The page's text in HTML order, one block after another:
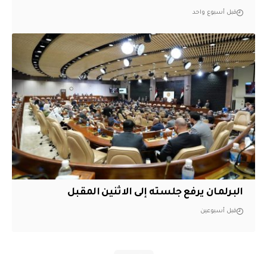
قبل أسبوع واحد
البرلمان يرفع جلسته إلى الاثنين المقبل
قبل أسبوعين